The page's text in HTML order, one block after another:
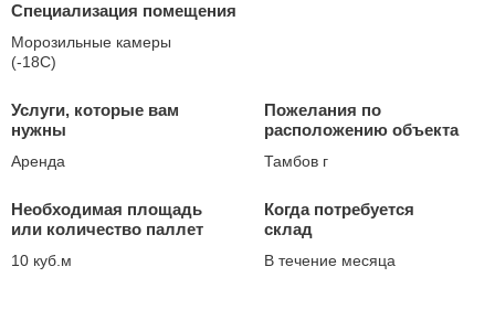
Специализация помещения
Морозильные камеры
(-18С)
Услуги, которые вам
нужны
Аренда
Необходимая площадь
или количество паллет
10 куб.м
Пожелания по
расположению объекта
Тамбов г
Когда потребуется
склад
В течение месяца